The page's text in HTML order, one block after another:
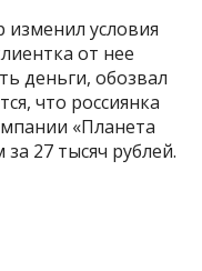
изменил условия
от нее
деньги, обозвал
что россиянка
«Планета
27 тысяч рублей.